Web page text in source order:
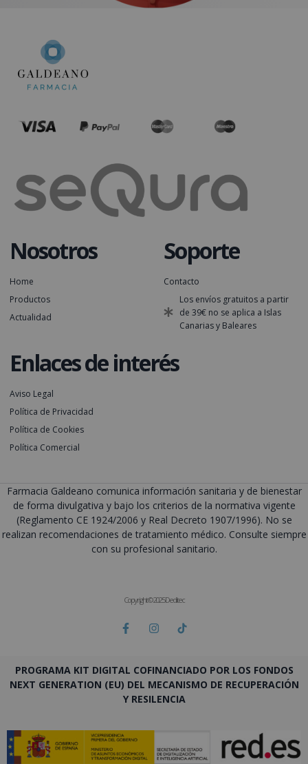
Nosotros
Home
Productos
Actualidad
Soporte
Contacto
Los envíos gratuitos a partir
de 39€ no se aplica a Islas
Canarias y Baleares
Enlaces de interés
Aviso Legal
Política de Privacidad
Política de Cookies
Política Comercial
Farmacia Galdeano comunica información sanitaria y de bienestar
de forma divulgativa y bajo los criterios de la normativa vigente
(Reglamento CE 1924/2006 y Real Decreto 1907/1996). No se
realizan recomendaciones de tratamiento médico. Consulte siempre
con su profesional sanitario.
Copyright © 2025 Deditec
PROGRAMA KIT DIGITAL COFINANCIADO POR LOS FONDOS
NEXT GENERATION (EU) DEL MECANISMO DE RECUPERACIÓN
Y RESILENCIA